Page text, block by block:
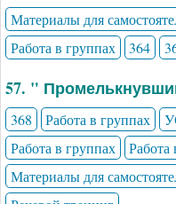
Материалы для
Работа в группах
364
57. "
368 Работа в группах
Работа в группах
Работа
Материалы для